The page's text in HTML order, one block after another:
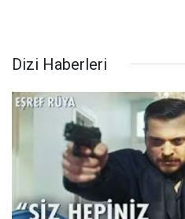
Dizi Haberleri